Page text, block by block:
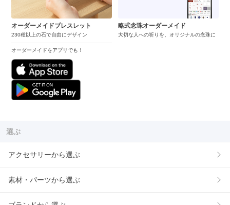
オーダーメイドブレスレット
230種以上の石で自由にデザイン
オーダーメイドをアプリでも！
略式念珠オーダーメイド
大切な人への祈りを、オリジナルの念珠に
選ぶ
アクセサリーから選ぶ
素材・パーツから選ぶ